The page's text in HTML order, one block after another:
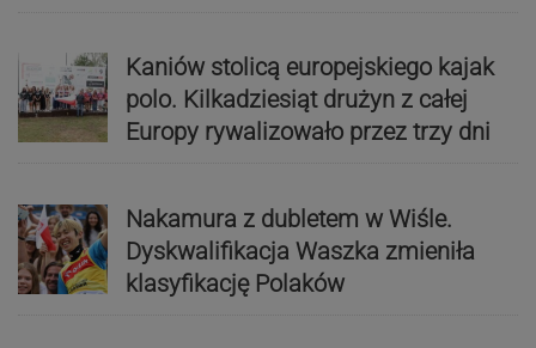
Kaniów stolicą europejskiego kajak
polo. Kilkadziesiąt drużyn z całej
Europy rywalizowało przez trzy dni
Nakamura z dubletem w Wiśle.
Dyskwalifikacja Waszka zmieniła
klasyfikację Polaków